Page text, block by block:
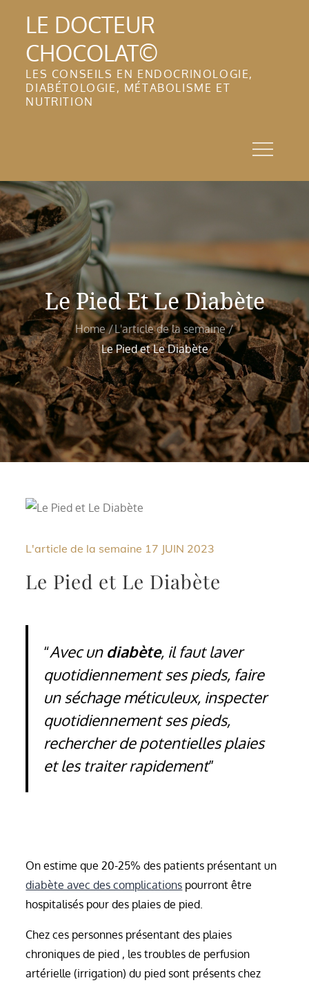
content
LE DOCTEUR
CHOCOLAT©
LES CONSEILS EN ENDOCRINOLOGIE,
DIABÉTOLOGIE, MÉTABOLISME ET
NUTRITION
Le Pied Et Le Diabète
Home
L'article de la semaine
Le Pied et Le Diabète
L'article de la semaine 17 JUIN 2023
Le Pied et Le Diabète
Avec un diabète, il faut laver
quotidiennement ses pieds, faire
un séchage méticuleux, inspecter
quotidiennement ses pieds,
rechercher de potentielles plaies
et les traiter rapidement
On estime que 20-25% des patients présentant un
diabète avec des complications pourront être
hospitalisés pour des plaies de pied.
Chez ces personnes présentant des plaies
chroniques de pied , les troubles de perfusion
artérielle (irrigation) du pied sont présents chez